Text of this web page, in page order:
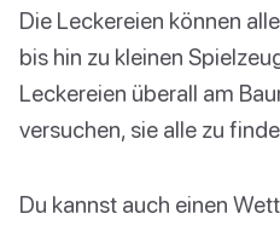
Die Leckereien können
bis hin zu kleinen
Leckereien überall am
versuchen, sie alle zu
Du kannst auch einen